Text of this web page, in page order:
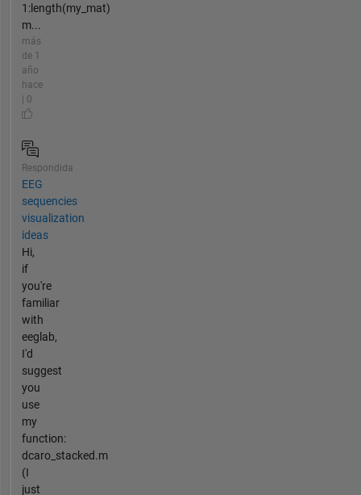
1:length(my_mat)
m...
más
de 1
año
hace
| 0
Respondida
EEG
sequencies
visualization
ideas
Hi,
if
you're
familiar
with
eeglab,
I'd
suggest
you
use
my
function:
dcaro_stacked.m
(I
just